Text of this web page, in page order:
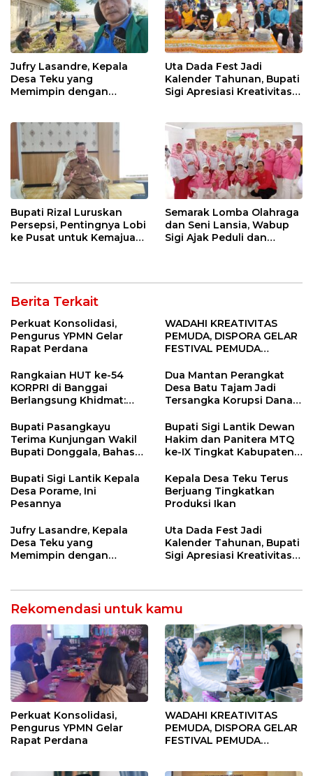
Jufry Lasandre, Kepala
Desa Teku yang
Memimpin dengan
Uta Dada Fest Jadi
Kalender Tahunan, Bupati
Sigi Apresiasi Kreativitas
Bupati Rizal Luruskan
Persepsi, Pentingnya Lobi
ke Pusat untuk Kemajuan
Semarak Lomba Olahraga
dan Seni Lansia, Wabup
Sigi Ajak Peduli dan
Berita Terkait
Perkuat Konsolidasi,
Pengurus YPMN Gelar
Rapat Perdana
WADAHI KREATIVITAS
PEMUDA, DISPORA GELAR
FESTIVAL PEMUDA
Rangkaian HUT ke-54
KORPRI di Banggai
Berlangsung Khidmat:
hingga Ramah Tamah
Dua Mantan Perangkat
Desa Batu Tajam Jadi
Tersangka Korupsi Dana
Bupati Pasangkayu
Terima Kunjungan Wakil
Bupati Donggala, Bahas
Bupati Sigi Lantik Dewan
Hakim dan Panitera MTQ
ke-IX Tingkat Kabupaten
Bupati Sigi Lantik Kepala
Desa Porame, Ini
Pesannya
Kepala Desa Teku Terus
Berjuang Tingkatkan
Produksi Ikan
Jufry Lasandre, Kepala
Desa Teku yang
Memimpin dengan
Uta Dada Fest Jadi
Kalender Tahunan, Bupati
Sigi Apresiasi Kreativitas
Rekomendasi untuk kamu
Perkuat Konsolidasi,
Pengurus YPMN Gelar
Rapat Perdana
WADAHI KREATIVITAS
PEMUDA, DISPORA GELAR
FESTIVAL PEMUDA